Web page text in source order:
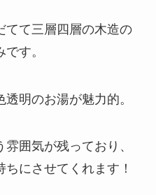
てて三層四層の木造の
す。
明のお湯が魅力的。
囲気が残っており、
にさせてくれます！